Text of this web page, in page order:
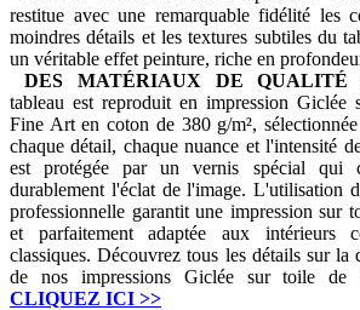
restitue avec une remarquable fidélité les
moindres détails et les textures subtiles du
un véritable effet peinture, riche en
DES MATÉRIAUX DE QUALITÉ
tableau est reproduit en impression Giclée
Fine Art en coton de 380 g/m²,
chaque détail, chaque nuance et l'intensité
est protégée par un vernis spécial qui
durablement l'éclat de l'image. L'utilisation
professionnelle garantit une impression sur
et parfaitement adaptée aux intérieurs
classiques. Découvrez tous les détails sur la
de nos impressions Giclée sur toile
CLIQUEZ ICI >>